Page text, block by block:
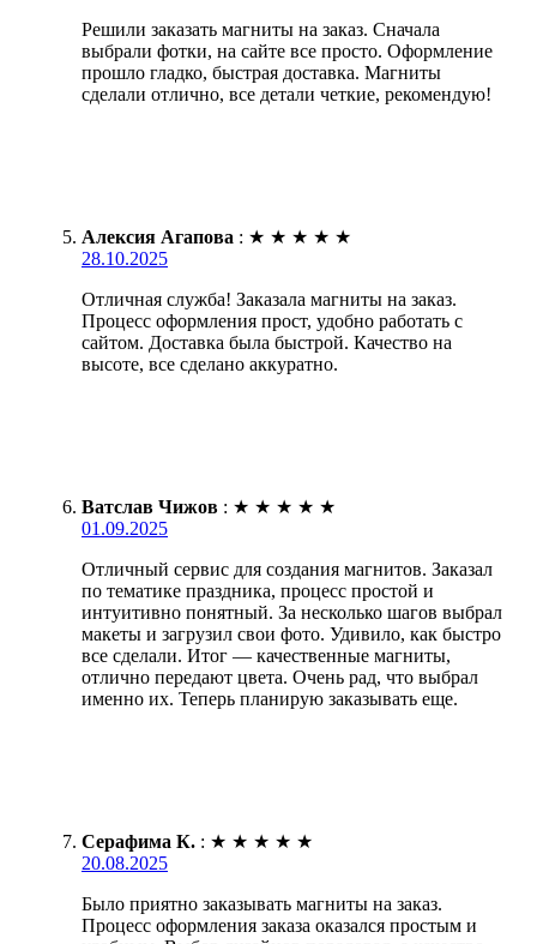
Решили заказать магниты на заказ. Сначала
выбрали фотки, на сайте все просто. Оформление
прошло гладко, быстрая доставка. Магниты
сделали отлично, все детали четкие, рекомендую!
Алексия Агапова : ★ ★ ★ ★ ★
28.10.2025
Отличная служба! Заказала магниты на заказ.
Процесс оформления прост, удобно работать с
сайтом. Доставка была быстрой. Качество на
высоте, все сделано аккуратно.
Ватслав Чижов : ★ ★ ★ ★ ★
01.09.2025
Отличный сервис для создания магнитов. Заказал
по тематике праздника, процесс простой и
интуитивно понятный. За несколько шагов выбрал
макеты и загрузил свои фото. Удивило, как быстро
все сделали. Итог — качественные магниты,
отлично передают цвета. Очень рад, что выбрал
именно их. Теперь планирую заказывать еще.
Серафима К. : ★ ★ ★ ★ ★
20.08.2025
Было приятно заказывать магниты на заказ.
Процесс оформления заказа оказался простым и